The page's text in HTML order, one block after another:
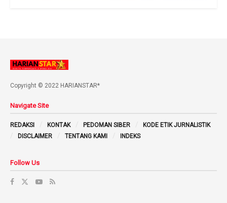
Copyright © 2022 HARIANSTAR*
Navigate Site
REDAKSI KONTAK PEDOMAN SIBER
KODE ETIK JURNALISTIK
DISCLAIMER
TENTANG KAMI INDEKS
Follow Us